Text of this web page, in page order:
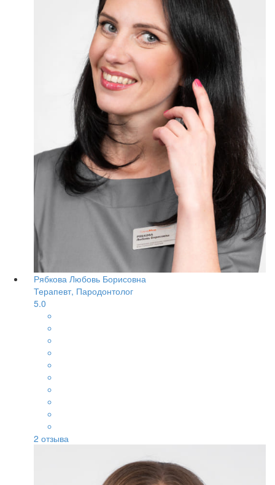
Рябкова Любовь Борисовна
Терапевт, Пародонтолог
5.0
2 отзыва